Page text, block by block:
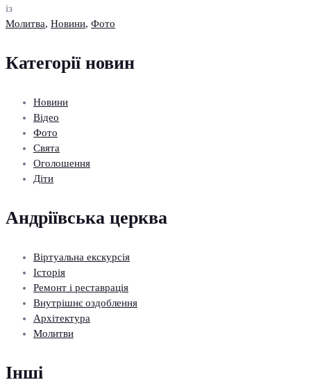
із
Молитва, Новини, Фото
Категорії новин
Новини
Відео
Фото
Свята
Оголошення
Діти
Андріївська церква
Віртуальна екскурсія
Історія
Ремонт і реставрація
Внутрішнє оздоблення
Архітектура
Молитви
Інші